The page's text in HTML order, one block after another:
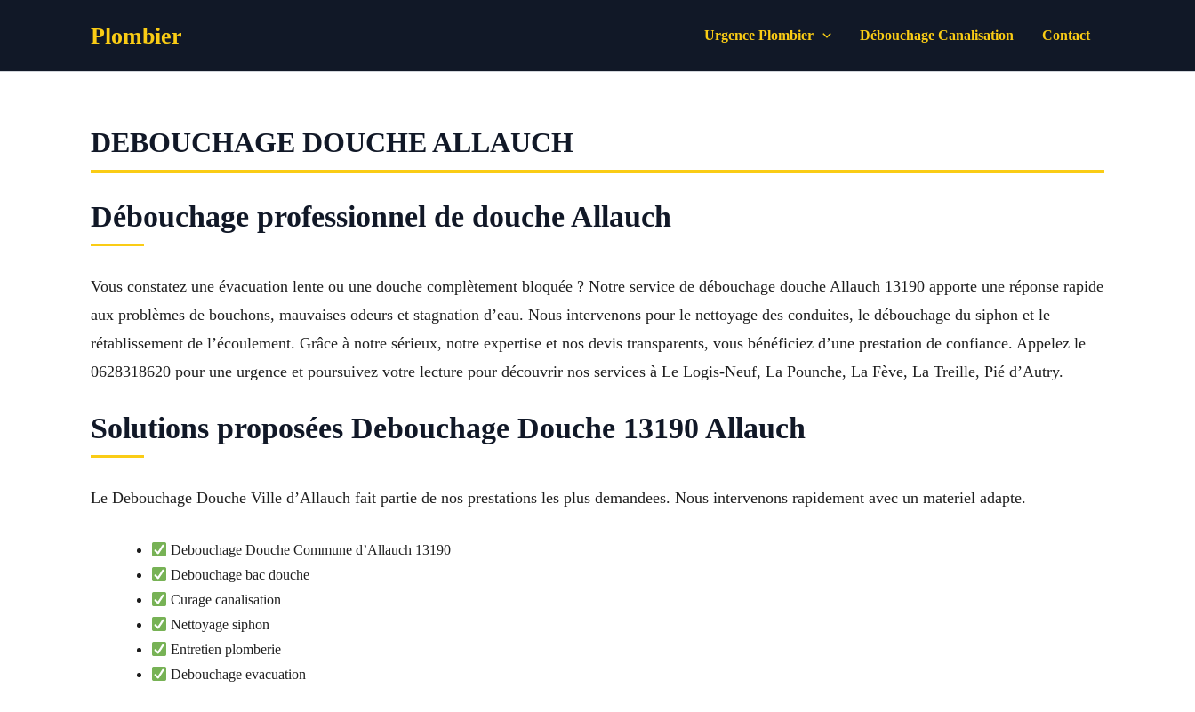
Plombier Urgence Plombier Débouchage Canalisation Contact
DEBOUCHAGE DOUCHE ALLAUCH
Débouchage professionnel de douche Allauch
Vous constatez une évacuation lente ou une douche complètement bloquée ? Notre service de débouchage douche Allauch 13190 apporte une réponse rapide
aux problèmes de bouchons, mauvaises odeurs et stagnation d’eau. Nous intervenons pour le nettoyage des conduites, le débouchage du siphon et le
rétablissement de l’écoulement. Grâce à notre sérieux, notre expertise et nos devis transparents, vous bénéficiez d’une prestation de confiance. Appelez le
0628318620 pour une urgence et poursuivez votre lecture pour découvrir nos services à Le Logis-Neuf, La Pounche, La Fève, La Treille, Pié d’Autry.
Solutions proposées Debouchage Douche 13190 Allauch
Le Debouchage Douche Ville d’Allauch fait partie de nos prestations les plus demandees. Nous intervenons rapidement avec un materiel adapte.
Debouchage Douche Commune d’Allauch 13190
Debouchage bac douche
Curage canalisation
Nettoyage siphon
Entretien plomberie
Debouchage evacuation